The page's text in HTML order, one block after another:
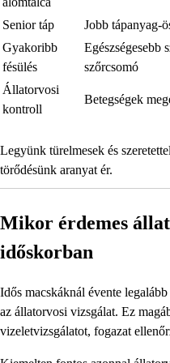
Senior táp
Jobb tápanyag-
Gyakoribb
fésülés
Egészségesebb
szőrcsomó
Állatorvosi
kontroll
Betegségek
Legyünk türelmesek és
törődésünk aranyat ér.
Mikor érdemes
időskorban
Idős macskáknál évente
az állatorvosi vizsgálat. Ez
vizeletvizsgálatot, fogazat